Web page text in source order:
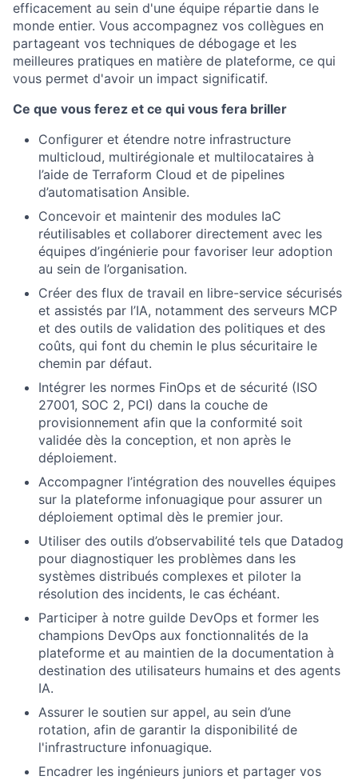
efficacement au sein d'une équipe répartie dans le
monde entier. Vous accompagnez vos collègues en
partageant vos techniques de débogage et les
meilleures pratiques en matière de plateforme, ce qui
vous permet d'avoir un impact significatif.
Ce que vous ferez et ce qui vous fera briller
Configurer et étendre notre infrastructure
multicloud, multirégionale et multilocataires à
l’aide de Terraform Cloud et de pipelines
d’automatisation Ansible.
Concevoir et maintenir des modules IaC
réutilisables et collaborer directement avec les
équipes d’ingénierie pour favoriser leur adoption
au sein de l’organisation.
Créer des flux de travail en libre-service sécurisés
et assistés par l’IA, notamment des serveurs MCP
et des outils de validation des politiques et des
coûts, qui font du chemin le plus sécuritaire le
chemin par défaut.
Intégrer les normes FinOps et de sécurité (ISO
27001, SOC 2, PCI) dans la couche de
provisionnement afin que la conformité soit
validée dès la conception, et non après le
déploiement.
Accompagner l’intégration des nouvelles équipes
sur la plateforme infonuagique pour assurer un
déploiement optimal dès le premier jour.
Utiliser des outils d’observabilité tels que Datadog
pour diagnostiquer les problèmes dans les
systèmes distribués complexes et piloter la
résolution des incidents, le cas échéant.
Participer à notre guilde DevOps et former les
champions DevOps aux fonctionnalités de la
plateforme et au maintien de la documentation à
destination des utilisateurs humains et des agents
IA.
Assurer le soutien sur appel, au sein d’une
rotation, afin de garantir la disponibilité de
l'infrastructure infonuagique.
Encadrer les ingénieurs juniors et partager vos